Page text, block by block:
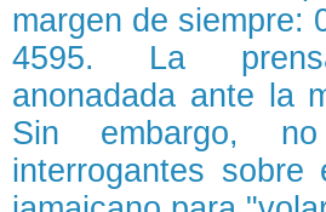
margen de siempre:
4595. La
anonadada ante la
Sin embargo,
interrogantes sobre